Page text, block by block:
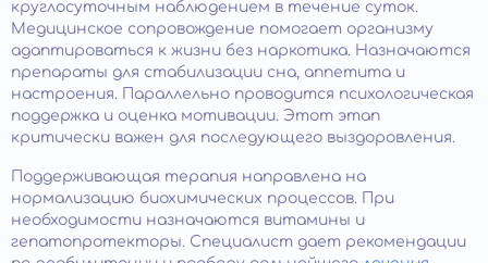
круглосуточным наблюдением в течение суток.
Медицинское сопровождение помогает организму
адаптироваться к жизни без наркотика. Назначаются
препараты для стабилизации сна, аппетита и
настроения. Параллельно проводится психологическая
поддержка и оценка мотивации. Этот этап
критически важен для последующего выздоровления.
Поддерживающая терапия направлена на
нормализацию биохимических процессов. При
необходимости назначаются витамины и
гепатопротекторы. Специалист дает рекомендации